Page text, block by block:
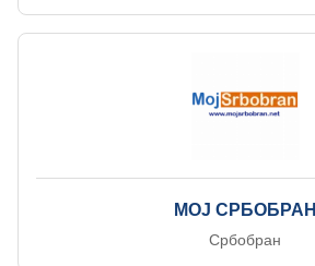
МОЈ СРБОБРАН
Србобран